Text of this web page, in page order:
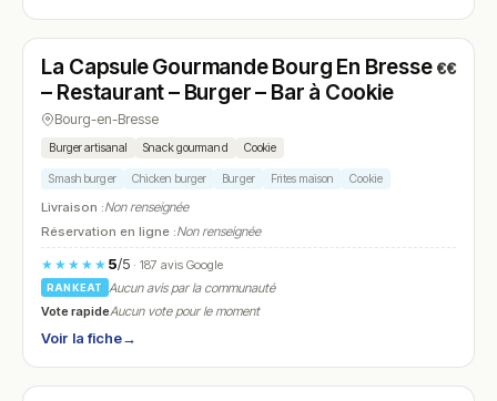
N° 16
La Capsule Gourmande Bourg En Bresse
– Restaurant – Burger – Bar à Cookie
€€
Bourg-en-Bresse
Burger artisanal Snack gourmand Cookie
Smash burger Chicken burger Burger Frites maison Cookie
Livraison :Non renseignée
Réservation en ligne :Non renseignée
★★★★★ 5/5· 187 avis Google
RANKEAT
Aucun avis par la communauté
Vote rapideAucun vote pour le moment
Voir la fiche→